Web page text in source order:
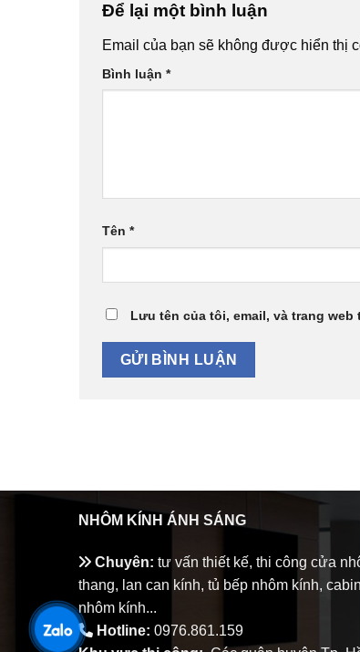
Để lại một bình luận
Email của bạn sẽ không được hiển thị
Bình luận *
Tên *
Lưu tên của tôi, email, và trang
NHÔM KÍNH ÁNH SÁNG
Chuyên: tư vấn thiết kế, thi công cửa
thang, lan can kính, tủ bếp nhôm kính,
nhôm kính...
Hotline: 0976.861.159